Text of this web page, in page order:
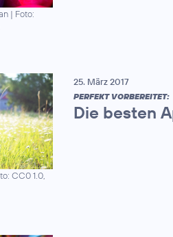
| Foto:
CC0 1.0,
25. März 2017
PERFEKT VORBEREITET:
Die besten